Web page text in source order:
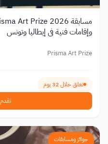
وإقامات فنية في إيطاليا وتونس
Prisma Art Prize
تغلق خلال 32 يوم
جوائز ومسابقات